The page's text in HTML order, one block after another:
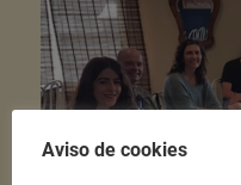
Aviso de cookies